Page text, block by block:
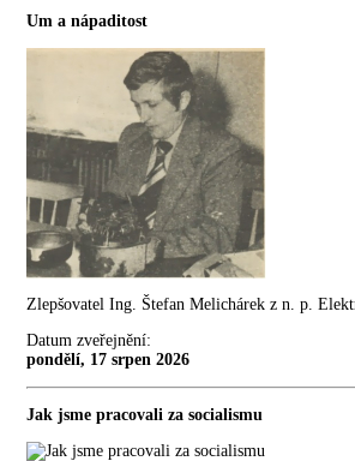
Um a nápaditost
Zlepšovatel Ing. Štefan Melichárek z n. p.
Datum zveřejnění:
pondělí, 17 srpen 2026
Jak jsme pracovali za socialismu